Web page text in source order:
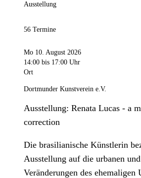
Ausstellung
56 Termine
Mo 10. August 2026
14:00 bis 17:00 Uhr
Ort
Dortmunder Kunstverein e.V.
Ausstellung: Renata Lucas - a
correction
Die brasilianische Künstlerin
Ausstellung auf die urbanen
Veränderungen des ehemaligen